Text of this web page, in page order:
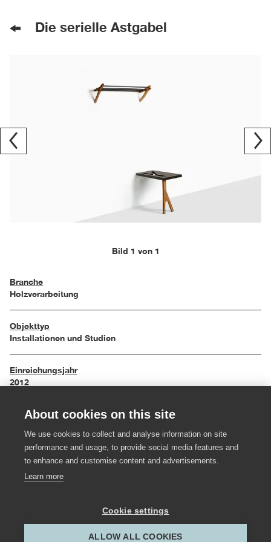
Die serielle Astgabel
Bild 1 von 1
Branche
Holzverarbeitung
Objekttyp
Installationen und Studien
Einreichungsjahr
2012
Maße
Material
About cookies on this site
We use cookies to collect and analyse information on site
performance and usage, to provide social media features and
to enhance and customise content and advertisements.
Learn more
Cookie settings
ALLOW ALL COOKIES